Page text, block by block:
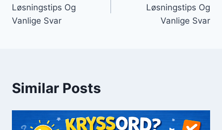
Løsningstips Og
Vanlige Svar
Løsningstips Og
Vanlige Svar
Similar Posts